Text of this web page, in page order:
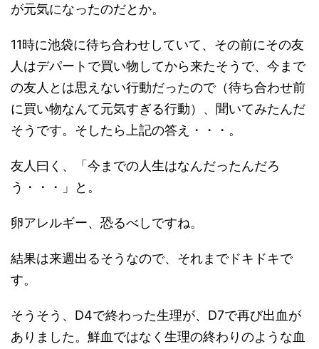
が元気になったのだとか。
11時に池袋に待ち合わせしていて、その前にその友
人はデパートで買い物してから来たそうで、今まで
の友人とは思えない行動だったので（待ち合わせ前
に買い物なんて元気すぎる行動）、聞いてみたんだ
そうです。そしたら上記の答え・・・。
友人曰く、「今までの人生はなんだったんだろ
う・・・」と。
卵アレルギー、恐るべしですね。
結果は来週出るそうなので、それまでドキドキで
す。
そうそう、D4で終わった生理が、D7で再び出血が
ありました。鮮血ではなく生理の終わりのような血